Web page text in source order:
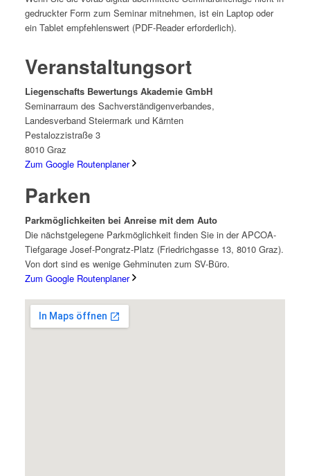
gedruckter Form zum Seminar mitnehmen, ist ein Laptop oder
ein Tablet empfehlenswert (PDF-Reader erforderlich).
Veranstaltungsort
Liegenschafts Bewertungs Akademie GmbH
Seminarraum des Sachverständigenverbandes,
Landesverband Steiermark und Kärnten
Pestalozzistraße 3
8010 Graz
Zum Google Routenplaner
Parken
Parkmöglichkeiten bei Anreise mit dem Auto
Die nächstgelegene Parkmöglichkeit finden Sie in der APCOA-
Tiefgarage Josef-Pongratz-Platz (Friedrichgasse 13, 8010 Graz).
Von dort sind es wenige Gehminuten zum SV-Büro.
Zum Google Routenplaner